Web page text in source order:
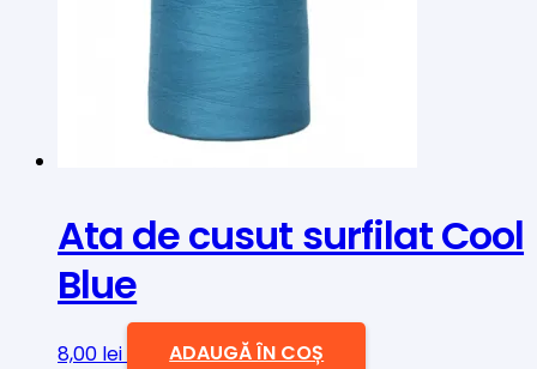
Ata de cusut surfilat Cool
Blue
8,00 lei ADAUGĂ ÎN COȘ